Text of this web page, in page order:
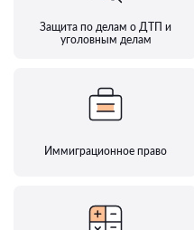
Защита по делам о ДТП и
уголовным делам
Иммиграционное право